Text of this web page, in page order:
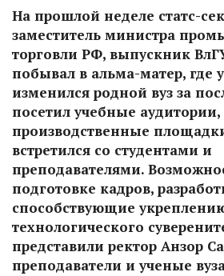
На прошлой неделе статс-
заместитель министра
торговли РФ, выпускник
побывал в альма-матер, где
изменился родной вуз за
посетил учебные
производственные
встретился со студентами и
преподавателями.
подготовке кадров,
способствующие
технологического
представили ректор Анзор
преподаватели и ученые